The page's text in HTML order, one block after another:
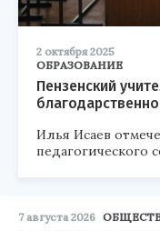
2 октября 2025
ОБРАЗОВАНИЕ
Пензенский
Илья Исаев
педагогического
7 августа 2026